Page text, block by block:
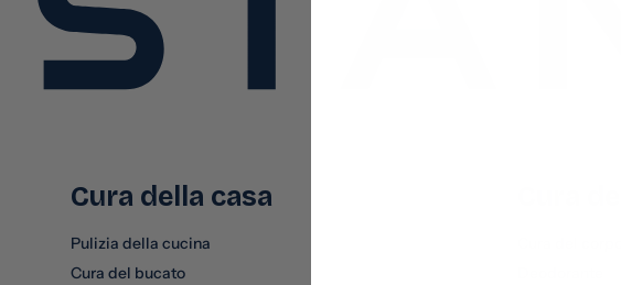
Cura della casa
Pulizia della cucina
Cura del bucato